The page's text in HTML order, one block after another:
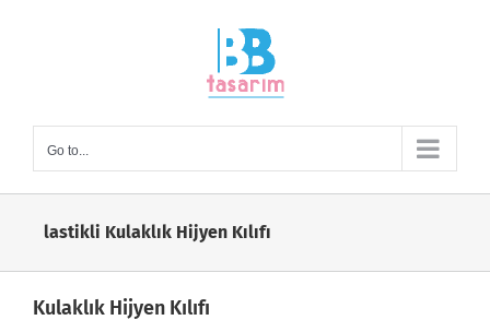
Go to...
lastikli Kulaklık Hijyen Kılıfı
Kulaklık Hijyen Kılıfı